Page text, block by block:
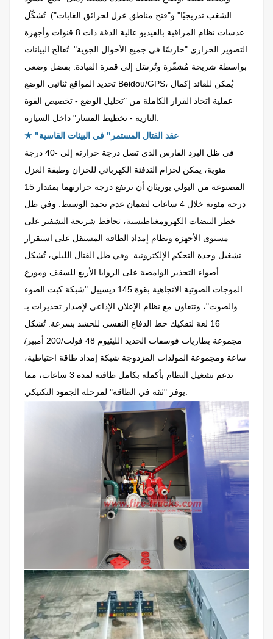
الشغب تدريجيًا" و"فتح مناطق عزل لحرائق الغابات"). تُشكّل
عدسات نظام المراقبة بالفيديو عالية الدقة ذات 8 قنوات وأجهزة
التصوير الحراري "حارسًا في جميع الأحوال الجوية". تُعالَج البيانات
بواسطة شريحة مُشفّرة وتُرسَل إلى قمرة القيادة. بفضل وضعي
تحديد المواقع ثنائيي الوضع Beidou/GPS، يُمكن للقائد إكمال
عملية اتخاذ القرار الكاملة من "تحليل الوضع - تخصيص القوة
النارية - تخطيط المسار" داخل السيارة.
★
"عقد القتال المستمر" في البيئات القاسية
في ظل البرد القارس الذي تصل درجة حرارته إلى -40 درجة
مئوية، يمكن لحزام التدفئة الكهربائي للخزان وطبقة العزل
المصنوعة من البولي يوريثان أن ترتفع درجة حرارتهما بمقدار 15
درجة مئوية خلال 4 ساعات لضمان عدم تجمد الوسيط. وفي ظل
خطر النبضات الكهرومغناطيسية، تحافظ شريحة التشفير على
مستوى الأجهزة ونظام إمداد الطاقة المستقل على استقرار
تشغيل وحدة التحكم الإلكترونية. وفي ظل القتال الليلي، تُشكل
أضواء التحذير الوامضة على الزوايا الأربع للسقف وموزع
الموجات الصوتية الاتجاهية بقوة 145 ديسيبل "شبكة كبت الضوء
والصوت"، وتتعاون مع نظام الإعلان الإذاعي لإصدار تحذيرات بـ
16 لغة لتفكيك خط الدفاع النفسي للحشد بسرعة. تُشكل
مجموعة بطاريات فوسفات الحديد الليثيوم 48 فولت/200 أمبير/
ساعة ومجموعة المولدات المزدوجة شبكة إمداد طاقة احتياطية،
تدعم تشغيل النظام بأكمله بكامل طاقته لمدة 3 ساعات، مما
يوفر "ثقة في الطاقة" لمرحلة الجمود التكتيكي.